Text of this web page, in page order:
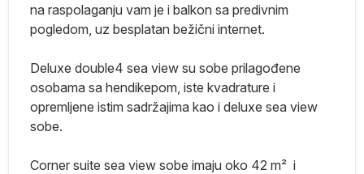
na raspolaganju vam je i balkon sa predivnim
pogledom, uz besplatan bežični internet.
Deluxe double4 sea view su sobe prilagođene
osobama sa hendikepom, iste kvadrature i
opremljene istim sadržajima kao i deluxe sea view
sobe.
Corner suite sea view sobe imaju oko 42 m² i